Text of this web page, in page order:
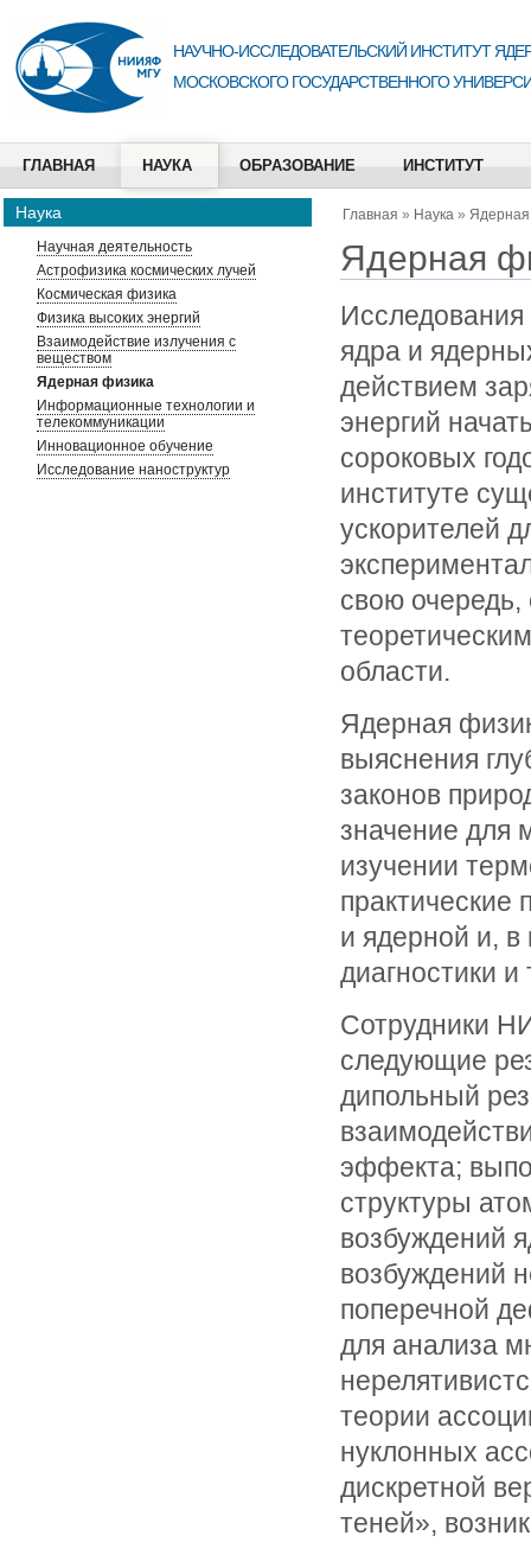
НАУЧНО-ИССЛЕДОВАТЕЛЬСКИЙ ИНСТИТУТ
МОСКОВСКОГО ГОСУДАРСТВЕННОГО
ГЛАВНАЯ НАУКА ОБРАЗОВАНИЕ ИНСТИТУТ
Наука
Научная деятельность
Астрофизика космических лучей
Космическая физика
Физика высоких энергий
Взаимодействие излучения с
веществом
Ядерная физика
Информационные технологии и
телекоммуникации
Инновационное обучение
Исследование наноструктур
Главная » Наука »
Ядерная
ядра и
действием
энергий
сороковых
институте
ускорителей
свою очередь,
области.
Ядерная
выяснения
законов
значение для
изучении
и ядерной и, в
диагностики
Сотрудники
следующие
дипольный
эффекта;
структуры
возбуждений
возбуждений
поперечной
для анализа
теории
нуклонных
дискретной
теней»,